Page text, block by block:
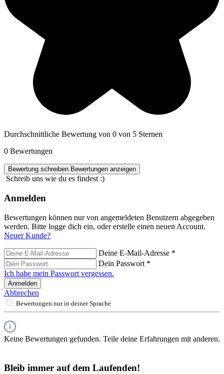
Durchschnittliche Bewertung von 0 von 5 Sternen
0 Bewertungen
Bewertung schreiben Bewertungen anzeigen
Schreib uns wie du es findest :)
Anmelden
Bewertungen können nur von angemeldeten Benutzern abgegeben
werden. Bitte logge dich ein, oder erstelle einen neuen Account.
Neuer Kunde?
Deine E-Mail-Adresse *
Dein Passwort *
Ich habe mein Passwort vergessen.
Anmelden
Abbrechen
Bewertungen nur in deiner Sprache
Keine Bewertungen gefunden. Teile deine Erfahrungen mit anderen.
Bleib immer auf dem Laufenden!